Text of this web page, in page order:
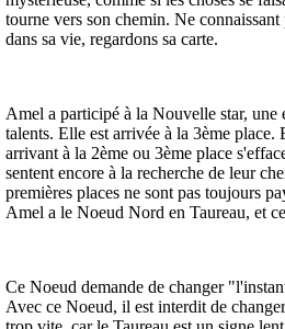
tourne vers son chemin. Ne connaissant
dans sa vie, regardons sa carte.
Amel a participé à la Nouvelle star, une
talents. Elle est arrivée à la 3ème place.
arrivant à la 2ème ou 3ème place
sentent encore à la recherche de leur
premières places ne sont pas toujours
Amel a le Noeud Nord en Taureau, et
Ce Noeud demande de changer
Avec ce Noeud, il est interdit de